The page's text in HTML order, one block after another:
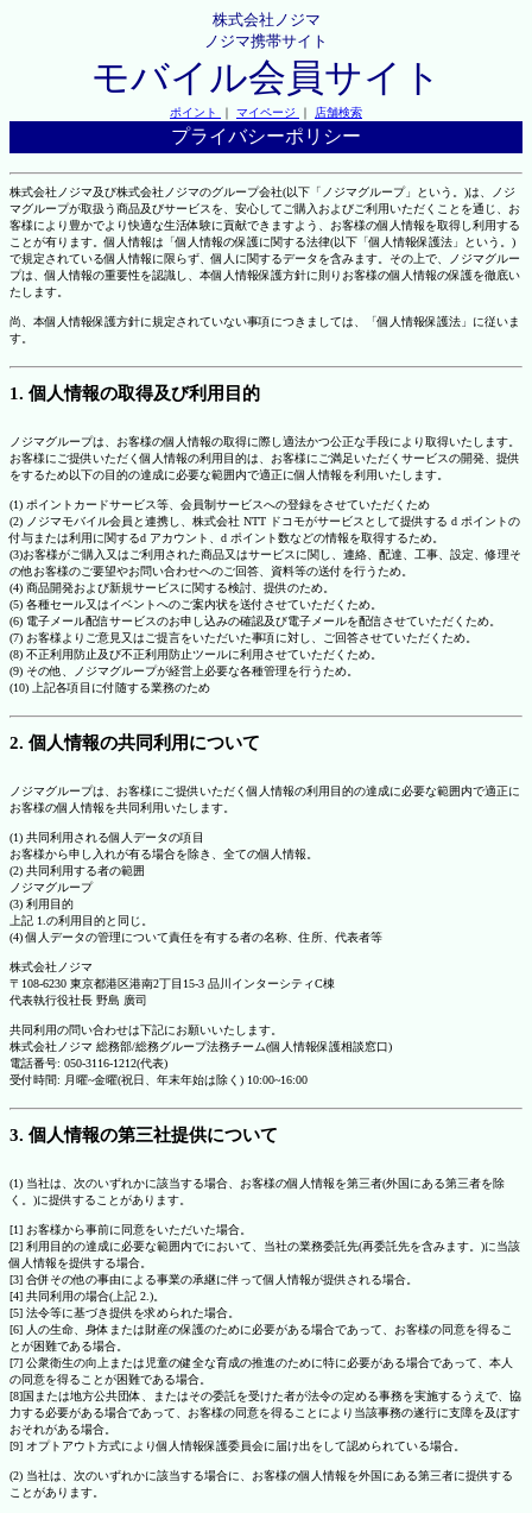
株式会社ノジマ
ノジマ携帯サイト
モバイル会員サイト
ポイント ｜ マイページ ｜ 店舗検索
プライバシーポリシー
株式会社ノジマ及び株式会社ノジマのグループ会社(以下「ノジマグループ」という。)は、ノジ
マグループが取扱う商品及びサービスを、安心してご購入およびご利用いただくことを通じ、お
客様により豊かでより快適な生活体験に貢献できますよう、お客様の個人情報を取得し利用する
ことが有ります。個人情報は「個人情報の保護に関する法律(以下「個人情報保護法」という。)
で規定されている個人情報に限らず、個人に関するデータを含みます。その上で、ノジマグルー
プは、個人情報の重要性を認識し、本個人情報保護方針に則りお客様の個人情報の保護を徹底い
たします。
尚、本個人情報保護方針に規定されていない事項につきましては、「個人情報保護法」に従いま
す。
1. 個人情報の取得及び利用目的
ノジマグループは、お客様の個人情報の取得に際し適法かつ公正な手段により取得いたします。
お客様にご提供いただく個人情報の利用目的は、お客様にご満足いただくサービスの開発、提供
をするため以下の目的の達成に必要な範囲内で適正に個人情報を利用いたします。
(1) ポイントカードサービス等、会員制サービスへの登録をさせていただくため
(2) ノジマモバイル会員と連携し、株式会社 NTT ドコモがサービスとして提供する d ポイントの
付与または利用に関するd アカウント、d ポイント数などの情報を取得するため。
(3)お客様がご購入又はご利用された商品又はサービスに関し、連絡、配達、工事、設定、修理そ
の他お客様のご要望やお問い合わせへのご回答、資料等の送付を行うため。
(4) 商品開発および新規サービスに関する検討、提供のため。
(5) 各種セール又はイベントへのご案内状を送付させていただくため。
(6) 電子メール配信サービスのお申し込みの確認及び電子メールを配信させていただくため。
(7) お客様よりご意見又はご提言をいただいた事項に対し、ご回答させていただくため。
(8) 不正利用防止及び不正利用防止ツールに利用させていただくため。
(9) その他、ノジマグループが経営上必要な各種管理を行うため。
(10) 上記各項目に付随する業務のため
2. 個人情報の共同利用について
ノジマグループは、お客様にご提供いただく個人情報の利用目的の達成に必要な範囲内で適正に
お客様の個人情報を共同利用いたします。
(1) 共同利用される個人データの項目
お客様から申し入れが有る場合を除き、全ての個人情報。
(2) 共同利用する者の範囲
ノジマグループ
(3) 利用目的
上記 1.の利用目的と同じ。
(4) 個人データの管理について責任を有する者の名称、住所、代表者等
株式会社ノジマ
〒108-6230 東京都港区港南2丁目15-3 品川インターシティC棟
代表執行役社長 野島 廣司
共同利用の問い合わせは下記にお願いいたします。
株式会社ノジマ 総務部/総務グループ法務チーム(個人情報保護相談窓口)
電話番号: 050-3116-1212(代表)
受付時間: 月曜~金曜(祝日、年末年始は除く) 10:00~16:00
3. 個人情報の第三社提供について
(1) 当社は、次のいずれかに該当する場合、お客様の個人情報を第三者(外国にある第三者を除
く。)に提供することがあります。
[1] お客様から事前に同意をいただいた場合。
[2] 利用目的の達成に必要な範囲内でにおいて、当社の業務委託先(再委託先を含みます。)に当該
個人情報を提供する場合。
[3] 合併その他の事由による事業の承継に伴って個人情報が提供される場合。
[4] 共同利用の場合(上記 2.)。
[5] 法令等に基づき提供を求められた場合。
[6] 人の生命、身体または財産の保護のために必要がある場合であって、お客様の同意を得るこ
とが困難である場合。
[7] 公衆衛生の向上または児童の健全な育成の推進のために特に必要がある場合であって、本人
の同意を得ることが困難である場合。
[8]国または地方公共団体、またはその委託を受けた者が法令の定める事務を実施するうえで、協
力する必要がある場合であって、お客様の同意を得ることにより当該事務の遂行に支障を及ぼす
おそれがある場合。
[9] オプトアウト方式により個人情報保護委員会に届け出をして認められている場合。
(2) 当社は、次のいずれかに該当する場合に、お客様の個人情報を外国にある第三者に提供する
ことがあります。